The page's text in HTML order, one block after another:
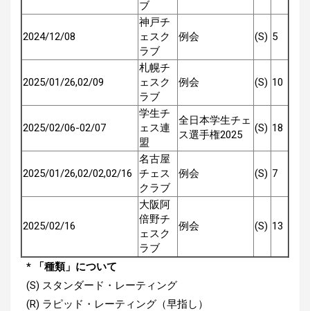
ブ
2024/12/08
神戸チ
ェスク
ラブ
例会 (S) 5
2025/01/26,02/09
札幌チ
ェスク
ラブ
例会 (S) 10
2025/02/06-02/07
学生チ
ェス連
盟
全日本学生チェ
ス選手権2025
(S) 18
2025/01/26,02/02,02/16
名古屋
チェス
クラブ
例会 (S) 7
2025/02/16
大阪阿
倍野チ
ェスク
ラブ
例会 (S) 13
* 「種類」について
(S) スタンダード・レーティング
(R) ラピッド・レーティング（早指し）